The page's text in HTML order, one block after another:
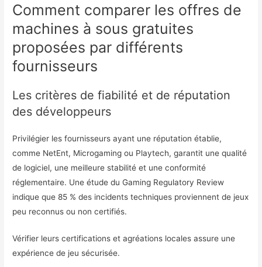
Comment comparer les offres de
machines à sous gratuites
proposées par différents
fournisseurs
Les critères de fiabilité et de réputation
des développeurs
Privilégier les fournisseurs ayant une réputation établie,
comme NetEnt, Microgaming ou Playtech, garantit une qualité
de logiciel, une meilleure stabilité et une conformité
réglementaire. Une étude du Gaming Regulatory Review
indique que 85 % des incidents techniques proviennent de jeux
peu reconnus ou non certifiés.
Vérifier leurs certifications et agréations locales assure une
expérience de jeu sécurisée.